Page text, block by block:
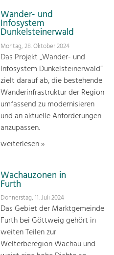
Wander- und
Infosystem
Dunkelsteinerwald
Montag, 28. Oktober 2024
Das Projekt „Wander- und
Infosystem Dunkelsteinerwald“
zielt darauf ab, die bestehende
Wanderinfrastruktur der Region
umfassend zu modernisieren
und an aktuelle Anforderungen
anzupassen.
weiterlesen »
Wachauzonen in
Furth
Donnerstag, 11. Juli 2024
Das Gebiet der Marktgemeinde
Furth bei Göttweig gehört in
weiten Teilen zur
Welterberegion Wachau und